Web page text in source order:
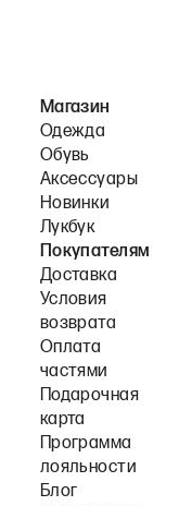
Магазин
Одежда
Обувь
Аксессуары
Новинки
Лукбук
Покупателям
Доставка
Условия
возврата
Оплата
частями
Подарочная
карта
Программа
лояльности
Блог